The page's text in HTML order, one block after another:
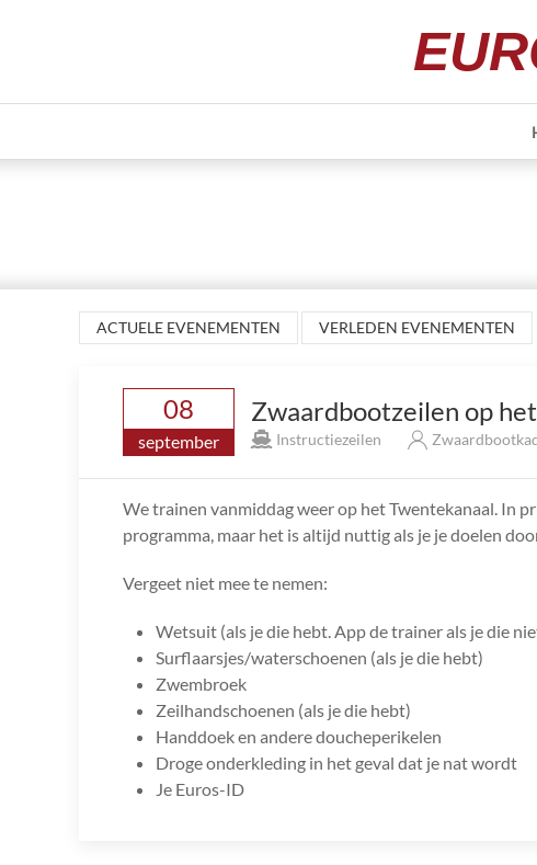
ACTUELE EVENEMENTEN VERLEDEN EVENEMENTEN
08
september
Zwaardbootzeilen op
Instructiezeilen
We trainen vanmiddag weer op het Twentekanaal. In
programma, maar het is altijd nuttig als je je doelen
Vergeet niet mee te nemen:
Wetsuit (als je die hebt. App de trainer als je die
Surflaarsjes/waterschoenen (als je die hebt)
Zwembroek
Zeilhandschoenen (als je die hebt)
Handdoek en andere doucheperikelen
Droge onderkleding in het geval dat je nat wordt
Je Euros-ID